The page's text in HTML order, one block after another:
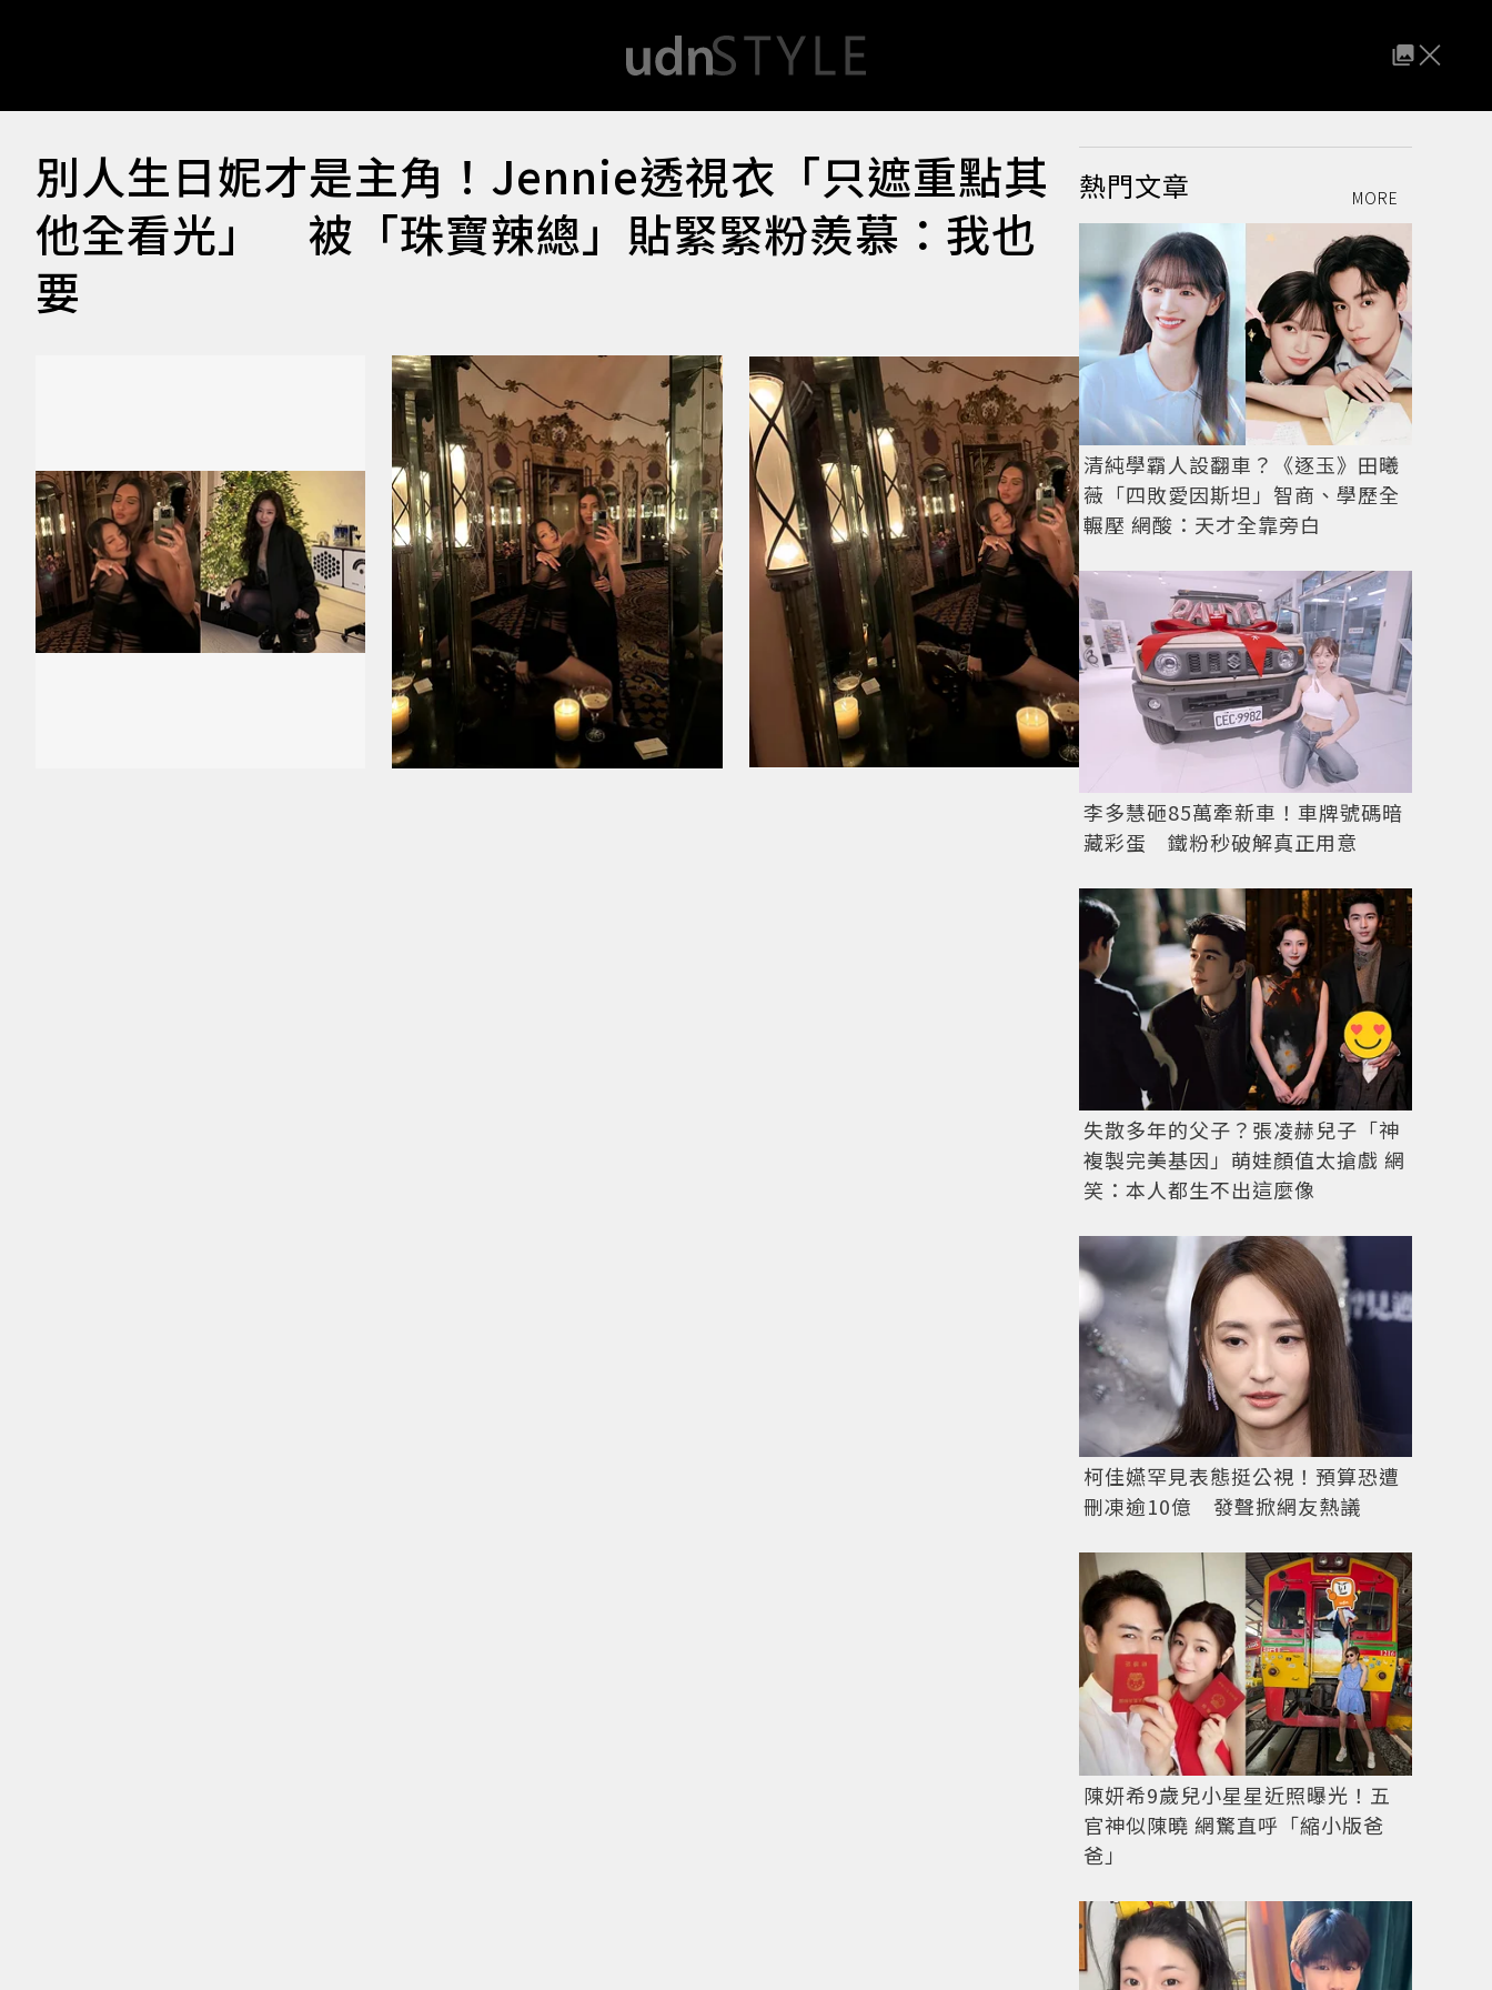
別人生日妮才是主角！Jennie透視衣「只遮重點其
他全看光」 被「珠寶辣總」貼緊緊粉羨慕：我也
要
熱門文章 MORE
清純學霸人設翻車？《逐玉》田曦
薇「四敗愛因斯坦」智商、學歷全
輾壓 網酸：天才全靠旁白
李多慧砸85萬牽新車！車牌號碼暗
藏彩蛋 鐵粉秒破解真正用意
失散多年的父子？張凌赫兒子「神
複製完美基因」萌娃顏值太搶戲 網
笑：本人都生不出這麼像
柯佳嬿罕見表態挺公視！預算恐遭
刪凍逾10億 發聲掀網友熱議
陳妍希9歲兒小星星近照曝光！五
官神似陳曉 網驚直呼「縮小版爸
爸」